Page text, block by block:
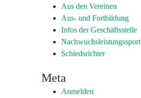
Aus den Vereinen
Aus- und Fortbildung
Infos der Geschäftsstelle
Nachwuchsleistungssport
Schiedsrichter
Meta
Anmelden